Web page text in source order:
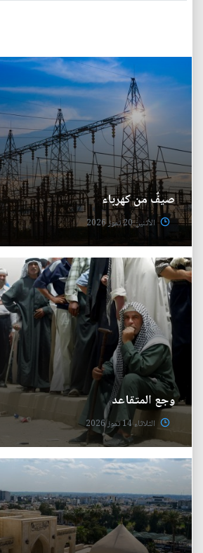
صيفٌ من كهرباء
الأثنين 20 تموز 2026
وجع المتقاعد
الثلاثاء 14 تموز 2026